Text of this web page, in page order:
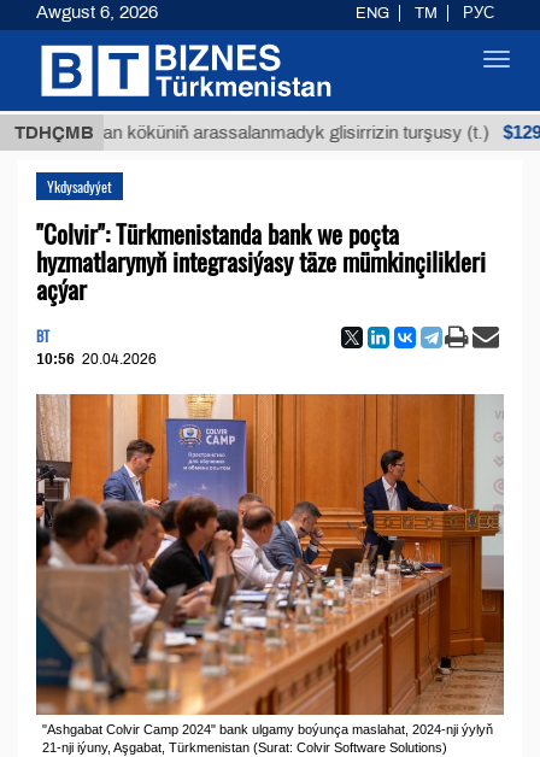
TDHÇMB
Buýan köküniň arassalanmadyk glisirrizin turşusy (t.) $12935,18
Ykdysadyýet
"Colvir": Türkmenistanda bank we poçta
hyzmatlarynyň integrasiýasy täze mümkinçilikleri
açýar
BT
10:56 20.04.2026
"Ashgabat Colvir Camp 2024" bank ulgamy boýunça maslahat, 2024-nji ýylyň
21-nji iýuny, Aşgabat, Türkmenistan (Surat: Colvir Software Solutions)
Awgust 6, 2026 ENG TM РУС